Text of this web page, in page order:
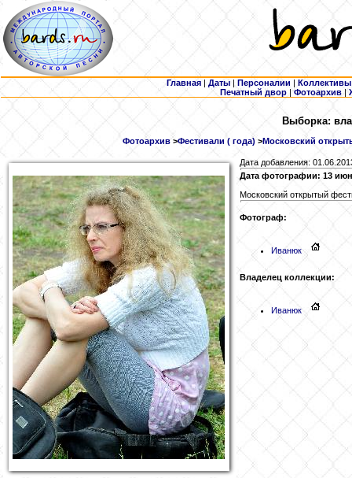
Главная | Даты | Персоналии | Коллективы
Печатный двор |Фотоархив |
Выборка:
Фотоархив>Фестивали ( года) >Московский
Дата добавления:
Дата фотографии: 13
Московский открытый
Фотограф:
Иванюк
Владелец коллекции:
Иванюк